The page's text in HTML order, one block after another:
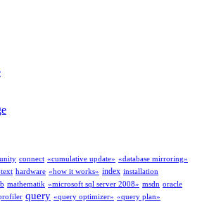
connect «cumulative update» «database mirroring»
hardware «how it works» index installation
mathematik «microsoft sql server 2008» msdn oracle
query «query optimizer» «query plan»